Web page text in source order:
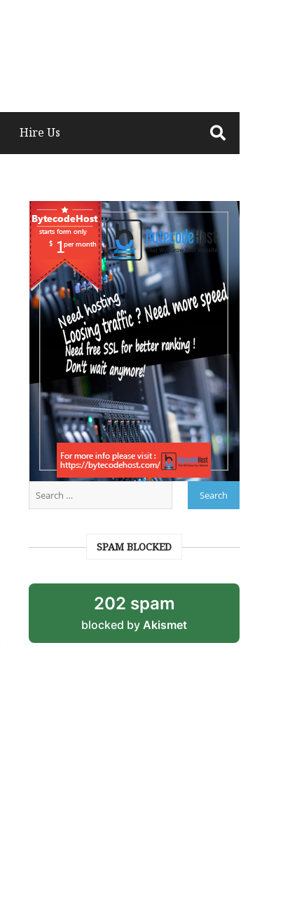
Hire Us
SPAM BLOCKED
202 spam
blocked byAkismet